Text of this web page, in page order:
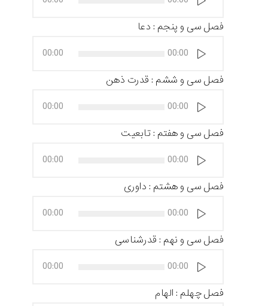
صوت
فصل سی و پنجم : دعا
صوت
00:00
00:00
فصل سی و ششم : قدرت ذهن
صوت
00:00
00:00
فصل سی و هفتم : تابعیت
صوت
00:00
00:00
فصل سی و هشتم : داوری
صوت
00:00
00:00
فصل سی و نهم : قدرشناسی
صوت
00:00
00:00
فصل چهلم : الهام